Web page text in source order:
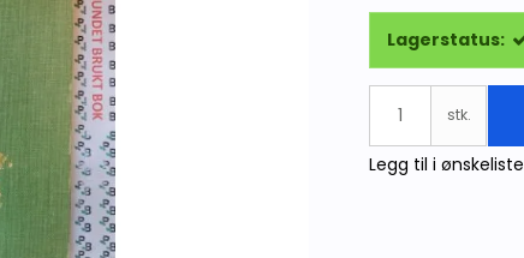
Lagerstatus:
stk.
Legg til i ønskeliste